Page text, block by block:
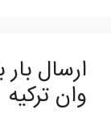
ارسال
وان ترکیه